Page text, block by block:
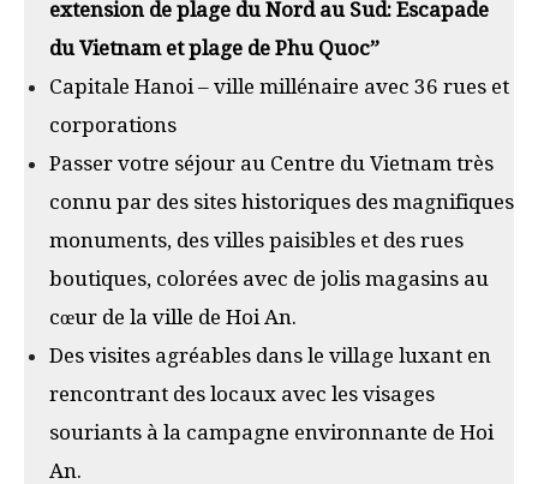
extension de plage du Nord au Sud: Escapade
du Vietnam et plage de Phu Quoc”
Capitale Hanoi – ville millénaire avec 36 rues et
corporations
Passer votre séjour au Centre du Vietnam très
connu par des sites historiques des magnifiques
monuments, des villes paisibles et des rues
boutiques, colorées avec de jolis magasins au
cœur de la ville de Hoi An.
Des visites agréables dans le village luxant en
rencontrant des locaux avec les visages
souriants à la campagne environnante de Hoi
An.